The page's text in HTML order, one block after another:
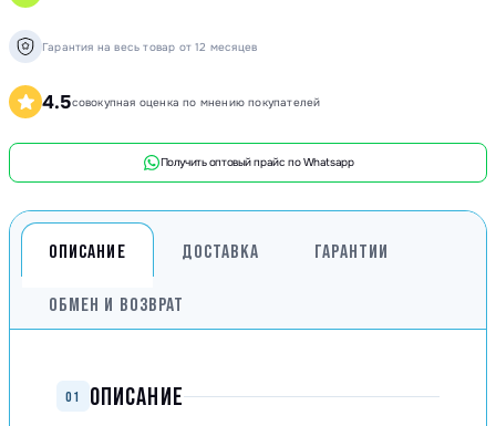
Гарантия на весь товар от 12 месяцев
4.5совокупная оценка по мнению покупателей
Получить оптовый прайс по Whatsapp
ОПИСАНИЕ ДОСТАВКА ГАРАНТИИ
ОБМЕН И ВОЗВРАТ
01 ОПИСАНИЕ